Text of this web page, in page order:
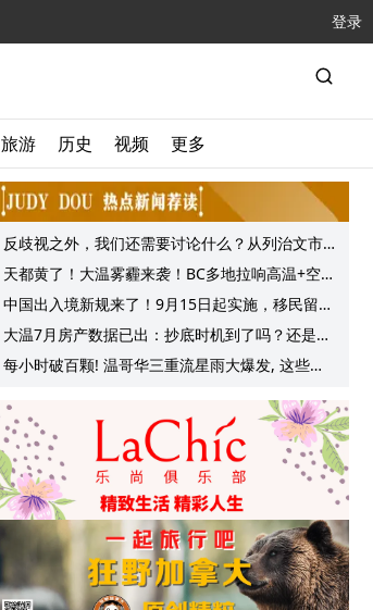
登录
旅游 历史 视频 更多
反歧视之外，我们还需要讨论什么？从列治文市
议会一项动议谈起
天都黄了！大温雾霾来袭！BC多地拉响高温+空气
质量预警 最高可达35°C！
中国出入境新规来了！9月15日起实施，移民留学
中介迎来最强监管！
大温7月房产数据已出：抄底时机到了吗？还是再
等等？他们这么建议的
每小时破百颗! 温哥华三重流星雨大爆发, 这些最